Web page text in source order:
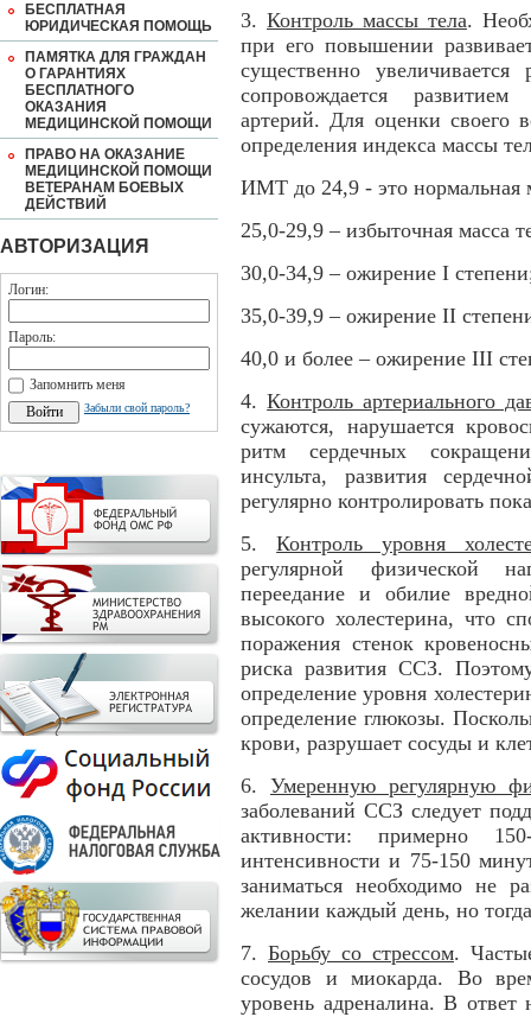
БЕСПЛАТНАЯ
ЮРИДИЧЕСКАЯ ПОМОЩЬ
ПАМЯТКА ДЛЯ ГРАЖДАН
О ГАРАНТИЯХ
БЕСПЛАТНОГО
ОКАЗАНИЯ
МЕДИЦИНСКОЙ ПОМОЩИ
ПРАВО НА ОКАЗАНИЕ
МЕДИЦИНСКОЙ ПОМОЩИ
ВЕТЕРАНАМ БОЕВЫХ
ДЕЙСТВИЙ
АВТОРИЗАЦИЯ
Логин:
Пароль:
Запомнить меня
Забыли свой пароль?
3. Контроль массы тела.
при его повышении
существенно
сопровождается
артерий. Для оценки своего
определения индекса массы
ИМТ до 24,9 - это нормальная
25,0-29,9 – избыточная масса
30,0-34,9 – ожирение I
35,0-39,9 – ожирение II
40,0 и более – ожирение III
4.Контроль артериального
сужаются, нарушается
ритм сердечных
инсульта, развития
регулярно контролировать
5.Контроль уровня
регулярной физической
переедание и обилие
высокого холестерина, что
поражения стенок
риска развития ССЗ.
определение уровня
определение глюкозы.
крови, разрушает сосуды и
6. Умеренную регулярную
заболеваний ССЗ следует
активности: примерно
интенсивности и 75-150
заниматься необходимо не
желании каждый день, но
7. Борьбу со стрессом.
сосудов и миокарда. Во
уровень адреналина. В ответ